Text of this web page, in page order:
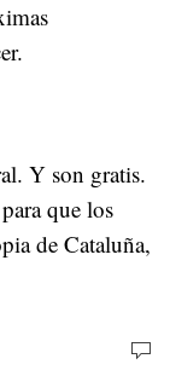
Y son gratis.
que los
de Cataluña,